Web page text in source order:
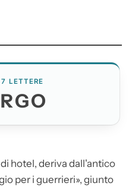
LETTERE
hotel, deriva dall'antico
per i guerrieri», giunto